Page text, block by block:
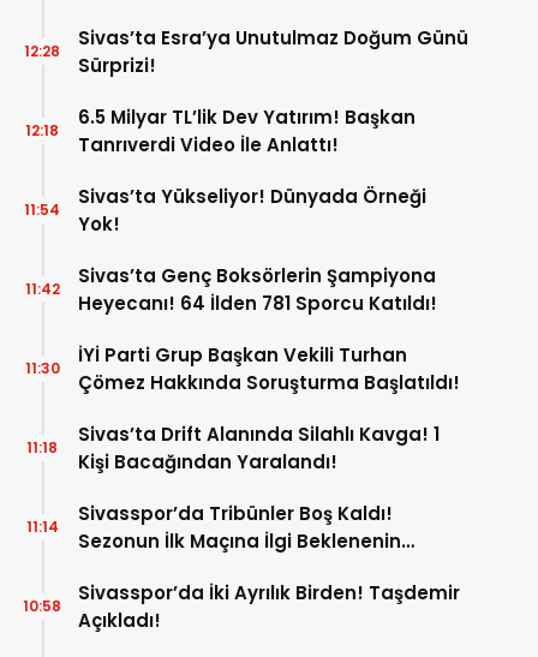
Sivas’ta Esra’ya Unutulmaz Doğum Günü
Sürprizi!
12:28
6.5 Milyar TL’lik Dev Yatırım! Başkan
Tanrıverdi Video İle Anlattı!
12:18
Sivas’ta Yükseliyor! Dünyada Örneği
Yok!
11:54
Sivas’ta Genç Boksörlerin Şampiyona
Heyecanı! 64 İlden 781 Sporcu Katıldı!
11:42
İYİ Parti Grup Başkan Vekili Turhan
Çömez Hakkında Soruşturma Başlatıldı!
11:30
Sivas’ta Drift Alanında Silahlı Kavga! 1
Kişi Bacağından Yaralandı!
11:18
Sivasspor’da Tribünler Boş Kaldı!
Sezonun İlk Maçına İlgi Beklenenin
11:14
Sivasspor’da İki Ayrılık Birden! Taşdemir
Açıkladı!
10:58